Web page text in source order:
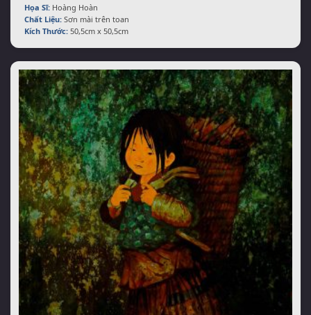
Họa Sĩ:Hoàng Hoàn
Chất Liệu:Sơn mài trên toan
Kích Thước:50,5cm x 50,5cm